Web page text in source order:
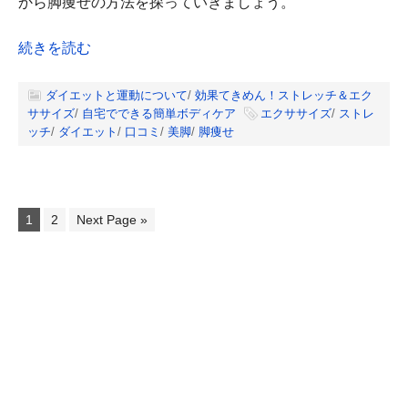
続きを読む
ダイエットと運動について/ 効果てきめん！ストレッチ＆エク
ササイズ/ 自宅でできる簡単ボディケア エクササイズ/ ストレ
ッチ/ ダイエット / 口コミ / 美脚/ 脚痩せ
1 2 Next Page »